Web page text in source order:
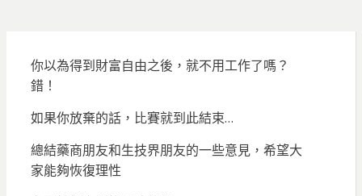
你以為得到財富自由之後，就不用工作了嗎？
錯！
如果你放棄的話，比賽就到此結束…
總結藥商朋友和生技界朋友的一些意見，希望大
家能夠恢復理性